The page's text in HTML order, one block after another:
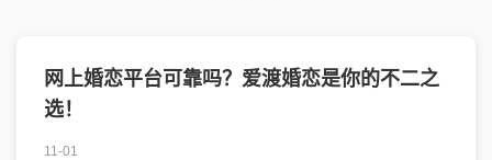
网上婚恋平台可靠吗？爱渡婚恋是你的不二之
选！
11-01